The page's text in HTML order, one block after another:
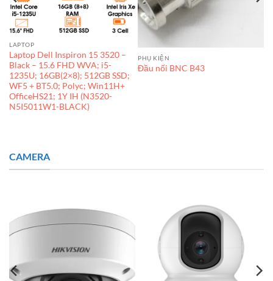
LAPTOP
Laptop Dell Inspiron 15 3520 –
Black – 15.6 FHD WVA; i5-
1235U; 16GB(2×8); 512GB SSD;
WF5 + BT5.0; Polyc; Win11H+
OfficeHS21; 1Y IH (N3520-
N5I5011W1-BLACK)
PHỤ KIỆN
Đầu nối BNC B43
CAMERA